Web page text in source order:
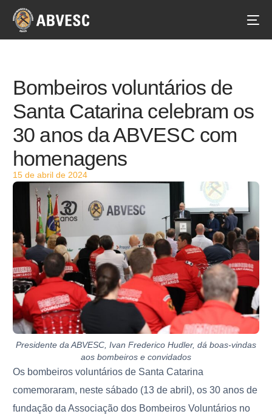
Bombeiros voluntários de
Santa Catarina celebram os
30 anos da ABVESC com
homenagens
15 de abril de 2024
Presidente da ABVESC, Ivan Frederico Hudler, dá boas-vindas
aos bombeiros e convidados
Os bombeiros voluntários de Santa Catarina
comemoraram, neste sábado (13 de abril), os 30 anos de
fundação da Associação dos Bombeiros Voluntários no